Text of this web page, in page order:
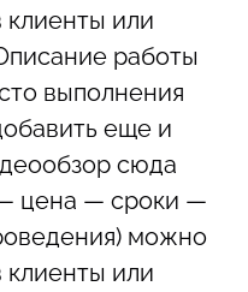
или
работы
выполнения
еще и
сюда
цена — сроки —
можно
или